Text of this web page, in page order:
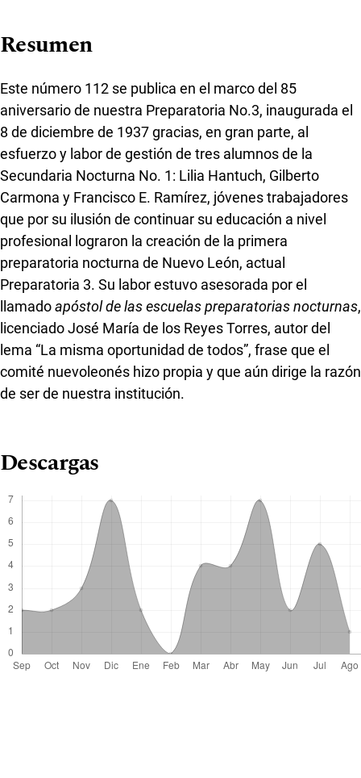
Resumen
Este número 112 se publica en el marco del 85
aniversario de nuestra Preparatoria No.3, inaugurada el
8 de diciembre de 1937 gracias, en gran parte, al
esfuerzo y labor de gestión de tres alumnos de la
Secundaria Nocturna No. 1: Lilia Hantuch, Gilberto
Carmona y Francisco E. Ramírez, jóvenes trabajadores
que por su ilusión de continuar su educación a nivel
profesional lograron la creación de la primera
preparatoria nocturna de Nuevo León, actual
Preparatoria 3. Su labor estuvo asesorada por el
llamadoapóstol de las escuelas preparatorias nocturnas,
licenciado José María de los Reyes Torres, autor del
lema “La misma oportunidad de todos”, frase que el
comité nuevoleonés hizo propia y que aún dirige la razón
de ser de nuestra institución.
Descargas